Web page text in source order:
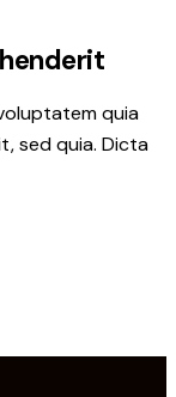
quia
sed quia. Dicta